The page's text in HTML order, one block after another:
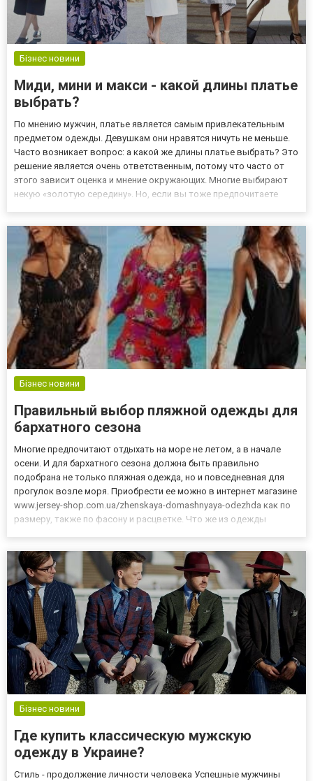
Бізнес новини
Миди, мини и макси - какой длины платье
выбрать?
По мнению мужчин, платье является самым привлекательным
предметом одежды. Девушкам они нравятся ничуть не меньше.
Часто возникает вопрос: а какой же длины платье выбрать? Это
решение является очень ответственным, потому что часто от
этого зависит оценка и мнение окружающих. Многие выбирают
некую «золотую середину». Но, если вы тоже предпочитаете
Бізнес новини
Правильный выбор пляжной одежды для
бархатного сезона
Многие предпочитают отдыхать на море не летом, а в начале
осени. И для бархатного сезона должна быть правильно
подобрана не только пляжная одежда, но и повседневная для
прогулок возле моря. Приобрести ее можно в интернет магазине
www.jersey-shop.com.ua/zhenskaya-domashnyaya-odezhda как по
размеру, также по фасону и расцветке. Что же из одежды
разная....
Бізнес новини
Где купить классическую мужскую
одежду в Украине?
Стиль - продолжение личности человека Успешные мужчины